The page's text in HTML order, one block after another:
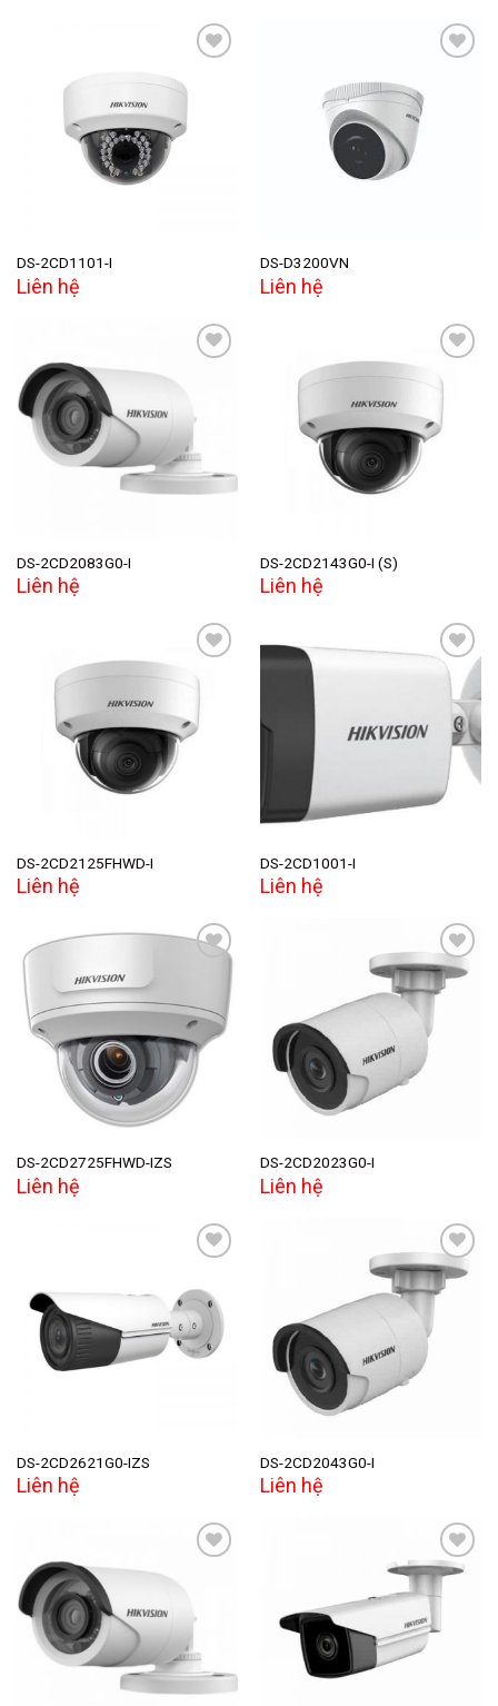
wishlist
DS-2CD1101-I
Liên hệ
DS-D3200VN
Liên hệ
DS-2CD2083G0-I
Liên hệ
wishlist
DS-2CD2143G0-I (S)
Liên hệ
wishlist
DS-2CD2125FHWD-I
Liên hệ
Add to
wishlist
DS-2CD1001-I
Liên hệ
Add to
wishlist
DS-2CD2725FHWD-IZS
Liên hệ
wishlist
DS-2CD2023G0-I
Liên hệ
Add to
wishlist
DS-2CD2621G0-IZS
Liên hệ
wishlist
DS-2CD2043G0-I
Liên hệ
Add to
wishlist